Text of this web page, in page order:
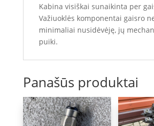
Kabina visiškai sunaikinta per
Važiuoklės komponentai gaisro
minimaliai nusidėvėję, jų
puiki.
Panašūs produktai